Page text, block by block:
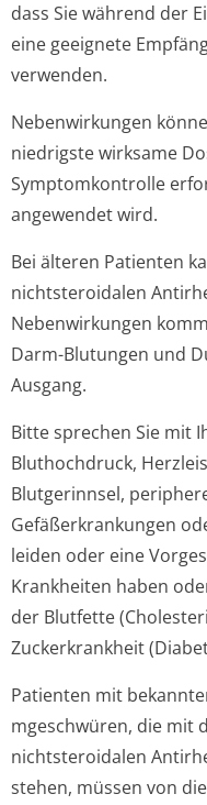
dass Sie während der
eine geeignete
verwenden.
Nebenwirkungen
niedrigste wirksame
Symptomkontrolle
angewendet wird.
Bei älteren Patienten
nichtsteroidalen
Nebenwirkungen
Darm-Blutungen und
Ausgang.
Bitte sprechen Sie mit
Bluthochdruck,
Blutgerinnsel,
Gefäßerkrankungen
leiden oder eine
Krankheiten haben
der Blutfette
Zuckerkrankheit
Patienten mit
mgeschwüren, die mit
nichtsteroidalen
stehen, müssen von